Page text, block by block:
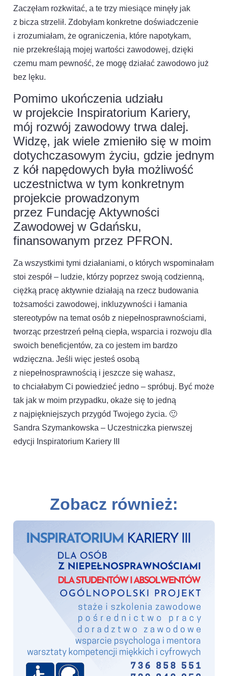
Zaczęłam rozkwitać, a te trzy miesiące minęły jak
z bicza strzelił. Zdobyłam konkretne doświadczenie
i zrozumiałam, że ograniczenia, które napotykam,
nie przekreślają mojej wartości zawodowej, dzięki
czemu mam pewność, że mogę działać zawodowo już
bez lęku.
Pomimo ukończenia udziału
w projekcie Inspiratorium Kariery,
mój rozwój zawodowy trwa dalej.
Widzę, jak wiele zmieniło się w moim
dotychczasowym życiu, gdzie jednym
z kół napędowych była możliwość
uczestnictwa w tym konkretnym
projekcie prowadzonym
przez Fundację Aktywności
Zawodowej w Gdańsku,
finansowanym przez PFRON.
Za wszystkimi tymi działaniami, o których wspominałam
stoi zespół – ludzie, którzy poprzez swoją codzienną,
ciężką pracę aktywnie działają na rzecz budowania
tożsamości zawodowej, inkluzywności i łamania
stereotypów na temat osób z niepełnosprawnościami,
tworząc przestrzeń pełną ciepła, wsparcia i rozwoju dla
swoich beneficjentów, za co jestem im bardzo
wdzięczna. Jeśli więc jesteś osobą
z niepełnosprawnością i jeszcze się wahasz,
to chciałabym Ci powiedzieć jedno – spróbuj. Być może
tak jak w moim przypadku, okaże się to jedną
z najpiękniejszych przygód Twojego życia. 🙂
Sandra Szymankowska – Uczestniczka pierwszej
edycji Inspiratorium Kariery III
Zobacz również: